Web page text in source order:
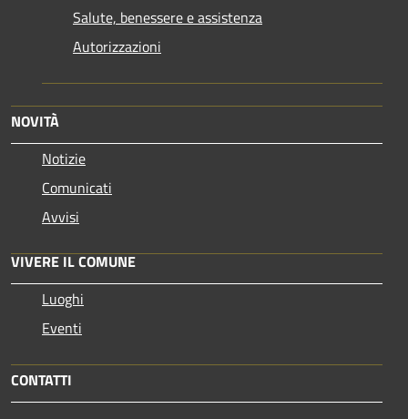
Salute, benessere e assistenza
Autorizzazioni
NOVITÀ
Notizie
Comunicati
Avvisi
VIVERE IL COMUNE
Luoghi
Eventi
CONTATTI